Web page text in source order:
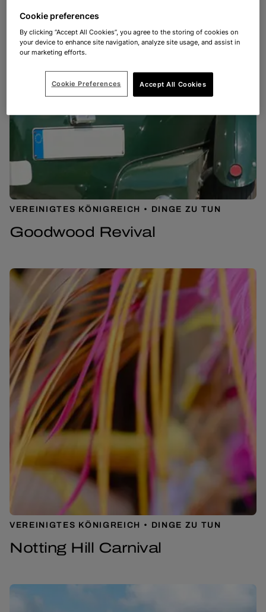
VEREINIGTES KÖNIGREICH DINGE ZU TUN
Goodwood Revival
VEREINIGTES KÖNIGREICH DINGE ZU TUN
Notting Hill Carnival
Cookie preferences
By clicking “Accept All Cookies”, you agree to the storing of cookies on
your device to enhance site navigation, analyze site usage, and assist in
our marketing efforts.
Accept All Cookies
Cookie Preferences